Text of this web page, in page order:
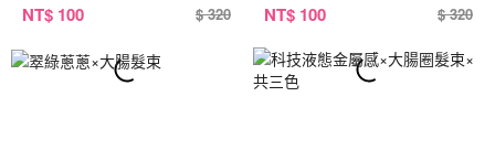
NT$ 100 $ 320 NT$ 100 $ 320